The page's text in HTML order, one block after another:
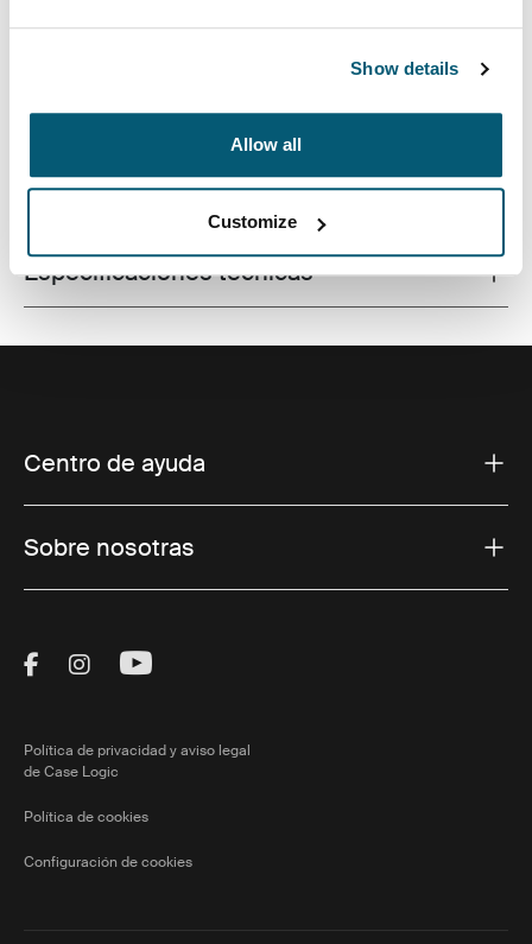
Show details
Allow all
Customize
fabricada con una espuma con memoria que brinda
Todas las características
Especificaciones técnicas
Centro de ayuda
Sobre nosotras
Visit Thule on Facebook (external link)
Visit Thule on Instagram (external link)
Visit Thule on Youtube (external
Política de privacidad y aviso legal
de Case Logic
Política de cookies
Configuración de cookies